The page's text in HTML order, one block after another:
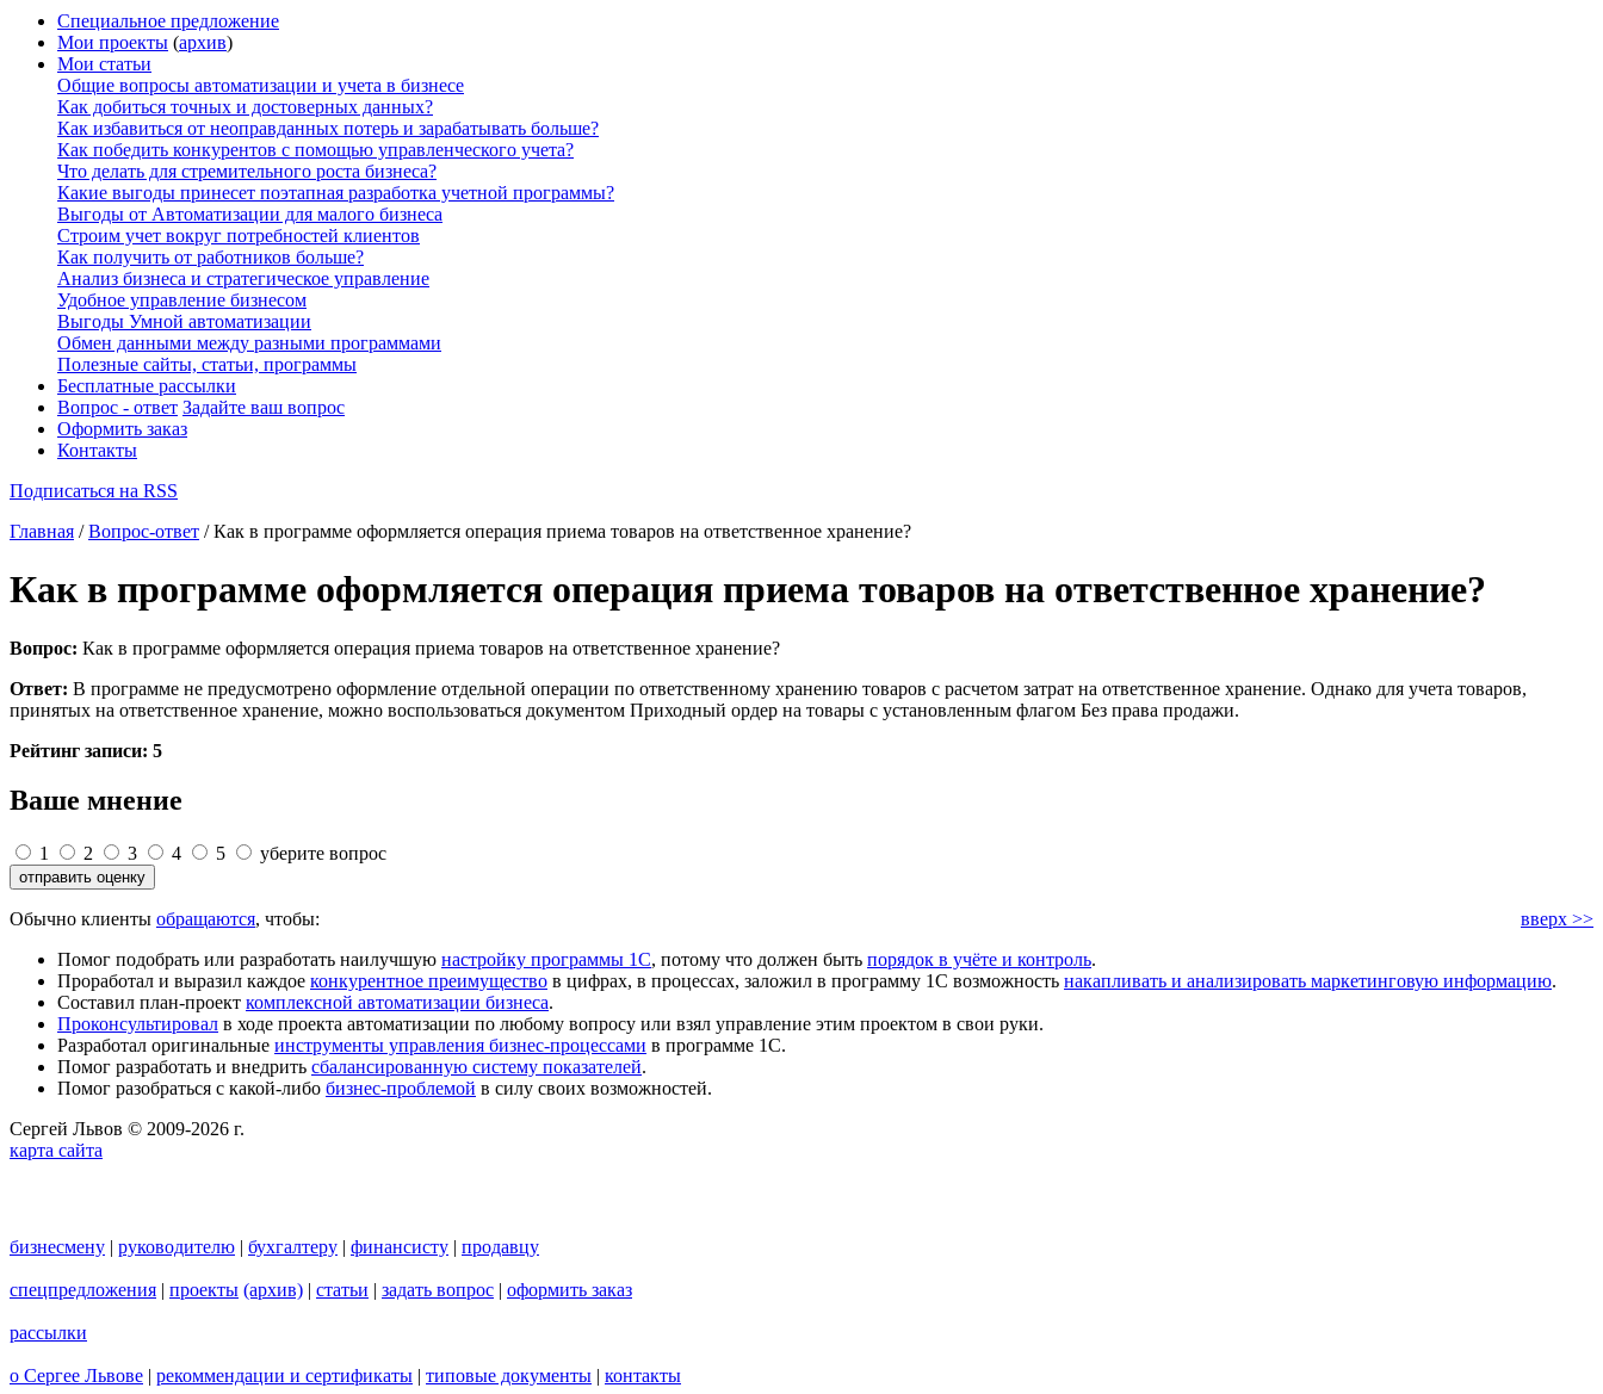
Специальное предложение
Мои проекты (архив)
Мои статьи
Общие вопросы автоматизации и учета в бизнесе
Как добиться точных и достоверных данных?
Как избавиться от неоправданных потерь и зарабатывать больше?
Как победить конкурентов с помощью управленческого учета?
Что делать для стремительного роста бизнеса?
Какие выгоды принесет поэтапная разработка учетной программы?
Выгоды от Автоматизации для малого бизнеса
Строим учет вокруг потребностей клиентов
Как получить от работников больше?
Анализ бизнеса и стратегическое управление
Удобное управление бизнесом
Выгоды Умной автоматизации
Обмен данными между разными программами
Полезные сайты, статьи, программы
Бесплатные рассылки
Вопрос - ответ Задайте ваш вопрос
Оформить заказ
Контакты
Подписаться на RSS
Главная /Вопрос-ответ / Как в программе оформляется операция приема товаров на ответственное хранение?
Как в программе оформляется операция приема товаров на ответственное хранение?
Вопрос: Как в программе оформляется операция приема товаров на ответственное хранение?
Ответ: В программе не предусмотрено оформление отдельной операции по ответственному хранению товаров с расчетом затрат на ответственное хранение. Однако для учета товаров,
принятых на ответственное хранение, можно воспользоваться документом Приходный ордер на товары с установленным флагом Без права продажи.
Рейтинг записи: 5
Ваше мнение
1 2 3 4 5 уберите вопрос
вверх >>
Обычно клиенты обращаются, чтобы:
Помог подобрать или разработать наилучшую настройку программы 1С, потому что должен быть порядок в учёте и контроль.
Проработал и выразил каждое конкурентное преимущество в цифрах, в процессах, заложил в программу 1С возможность накапливать и анализировать маркетинговую информацию.
Составил план-проект комплексной автоматизации бизнеса.
Проконсультировал в ходе проекта автоматизации по любому вопросу или взял управление этим проектом в свои руки.
Разработал оригинальные инструменты управления бизнес-процессами в программе 1С.
Помог разработать и внедрить сбалансированную систему показателей.
Помог разобраться с какой-либо бизнес-проблемой в силу своих возможностей.
Сергей Львов © 2009-2026 г.
карта сайта
бизнесмену | руководителю | бухгалтеру | финансисту | продавцу
спецпредложения | проекты (архив) | статьи | задать вопрос | оформить заказ
рассылки
о Сергее Львове | рекоммендации и сертификаты | типовые документы | контакты